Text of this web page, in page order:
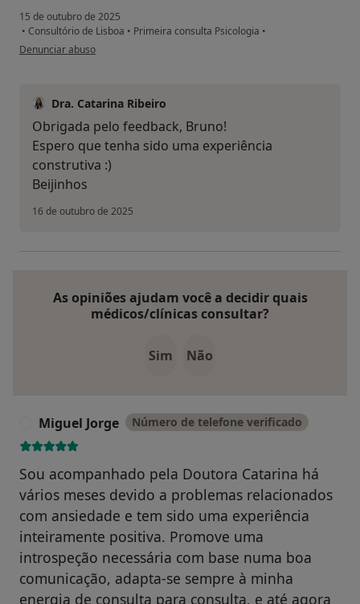
15 de outubro de 2025
• Consultório de Lisboa • Primeira consulta Psicologia •
na opinião do utilizador Bruno
Denunciar abuso
Dra. Catarina Ribeiro
Obrigada pelo feedback, Bruno!
Espero que tenha sido uma experiência
construtiva :)
Beijinhos
16 de outubro de 2025
As opiniões ajudam você a decidir quais
médicos/clínicas consultar?
Sim Não
Miguel Jorge Número de telefone verificado
Sou acompanhado pela Doutora Catarina há
vários meses devido a problemas relacionados
com ansiedade e tem sido uma experiência
inteiramente positiva. Promove uma
introspeção necessária com base numa boa
comunicação, adapta-se sempre à minha
energia de consulta para consulta, e até agora